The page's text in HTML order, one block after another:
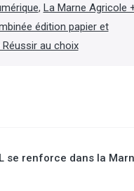
, La Marne Agricole
édition papier et
au choix
se renforce dans la
Pommery, fortement
annoncé le 5 août que les
négociations exclusives avec
fabricant allemand de vin